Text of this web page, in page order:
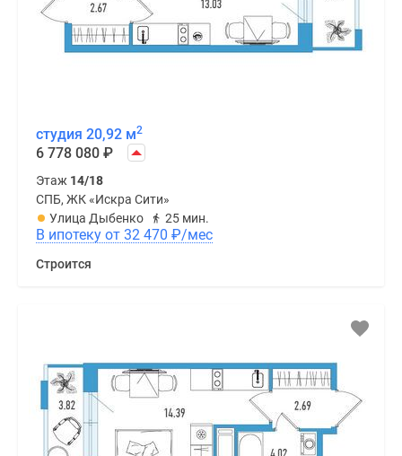
студия 20,92 м2
6 778 080 ₽
Этаж 14/18
СПБ, ЖК «Искра Сити»
Улица Дыбенко
25 мин.
В ипотеку от 32 470 ₽/мес
Строится